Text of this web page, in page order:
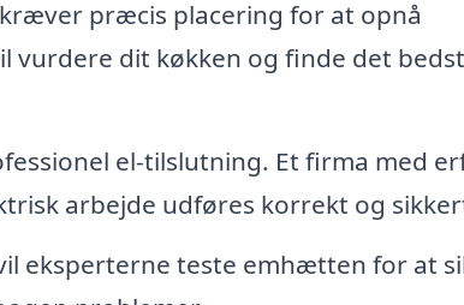
præcis placering for at opnå
vurdere dit køkken og finde det
el-tilslutning. Et firma med
arbejde udføres korrekt og
eksperterne teste emhætten for at